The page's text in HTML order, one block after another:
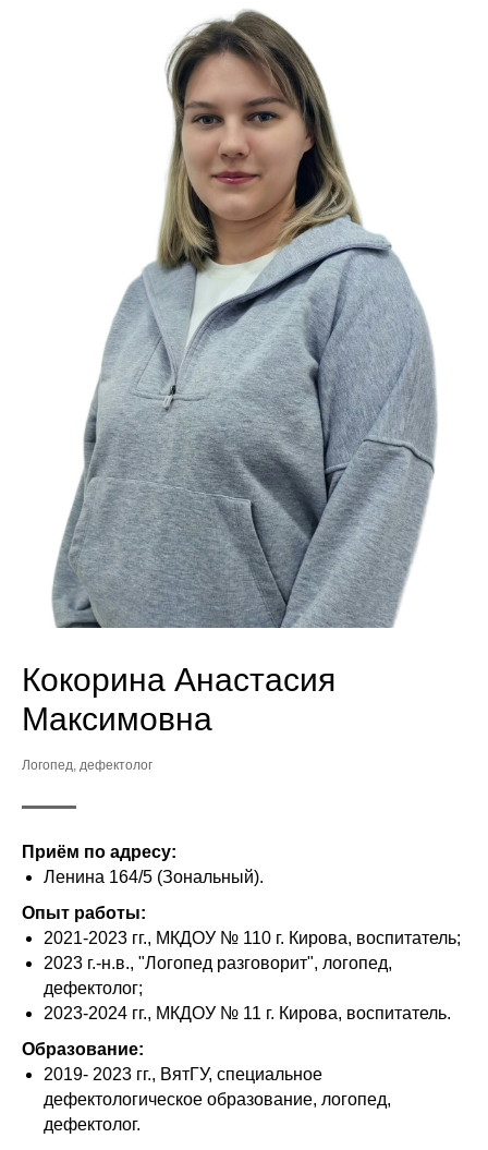
Кокорина Анастасия
Максимовна
Логопед, дефектолог
Приём по адресу:
Ленина 164/5 (Зональный).
Опыт работы:
2021-2023 гг., МКДОУ № 110 г. Кирова, воспитатель;
2023 г.-н.в., "Логопед разговорит", логопед,
дефектолог;
2023-2024 гг., МКДОУ № 11 г. Кирова, воспитатель.
Образование:
2019- 2023 гг., ВятГУ, специальное
дефектологическое образование, логопед,
дефектолог.